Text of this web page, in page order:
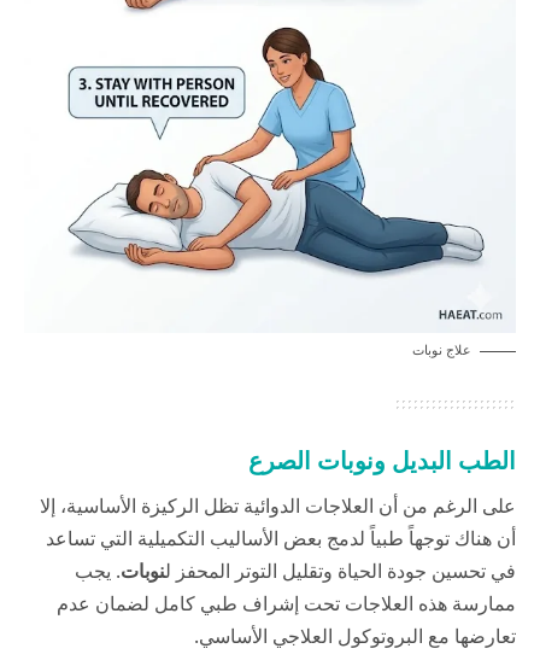
علاج نوبات
الطب البديل ونوبات الصرع
على الرغم من أن العلاجات الدوائية تظل الركيزة الأساسية، إلا
أن هناك توجهاً طبياً لدمج بعض الأساليب التكميلية التي تساعد
في تحسين جودة الحياة وتقليل التوتر المحفز لنوبات. يجب
ممارسة هذه العلاجات تحت إشراف طبي كامل لضمان عدم
تعارضها مع البروتوكول العلاجي الأساسي.